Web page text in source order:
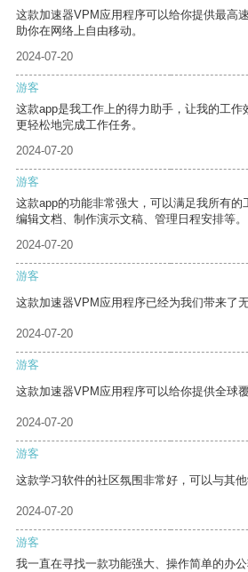
这款加速器VPM应用程序可以给你提供最高
助你在网络上自由移动。
2024-07-20
游客
这款app是我工作上的得力助手，让我的工作
更轻松地完成工作任务。
2024-07-20
游客
这款app的功能非常强大，可以满足我所有
编辑文档、制作演示文稿、管理日程安排等。
2024-07-20
游客
这款加速器VPM应用程序已经为我们带来了
2024-07-20
游客
这款加速器VPM应用程序可以给你提供全球
2024-07-20
游客
这款学习软件的社区氛围非常好，可以与其他
2024-07-20
游客
我一直在寻找一款功能强大、操作简单的办